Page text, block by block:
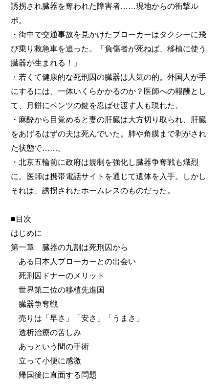
誘拐され臓器を奪われた障害者……現地からの衝撃ル
ポ。
・街中で交通事故を見かけたブローカーはタクシーに飛
び乗り救急車を追った。「負傷者が死ねば、移植に使う
臓器が生まれる！」
・若くて健康的な死刑囚の臓器は人気の的。外国人が手
にするには、一体いくらかかるのか？医師への報酬とし
て、月餅にベンツの鍵を忍ばせ渡す人も現れた。
・麻酔から目覚めると妻の肝臓は大方切り取られ、肝臓
をあげるはずの夫は死んでいた。肺や角膜まで剥がされ
た状態で……。
・北京五輪前に政府は規制を強化し臓器争奪戦も熾烈
に。医師は携帯電話サイトを通じて遺体を入手。しかし
それは、誘拐されたホームレスのものだった。
■目次
はじめに
第一章 臓器の九割は死刑囚から
ある日本人ブローカーとの出会い
死刑囚ドナーのメリット
世界第二位の移植先進国
臓器争奪戦
売りは「早さ」「安さ」「うまさ」
透析治療の苦しみ
あっという間の手術
立って小便に感激
帰国後に直面する問題